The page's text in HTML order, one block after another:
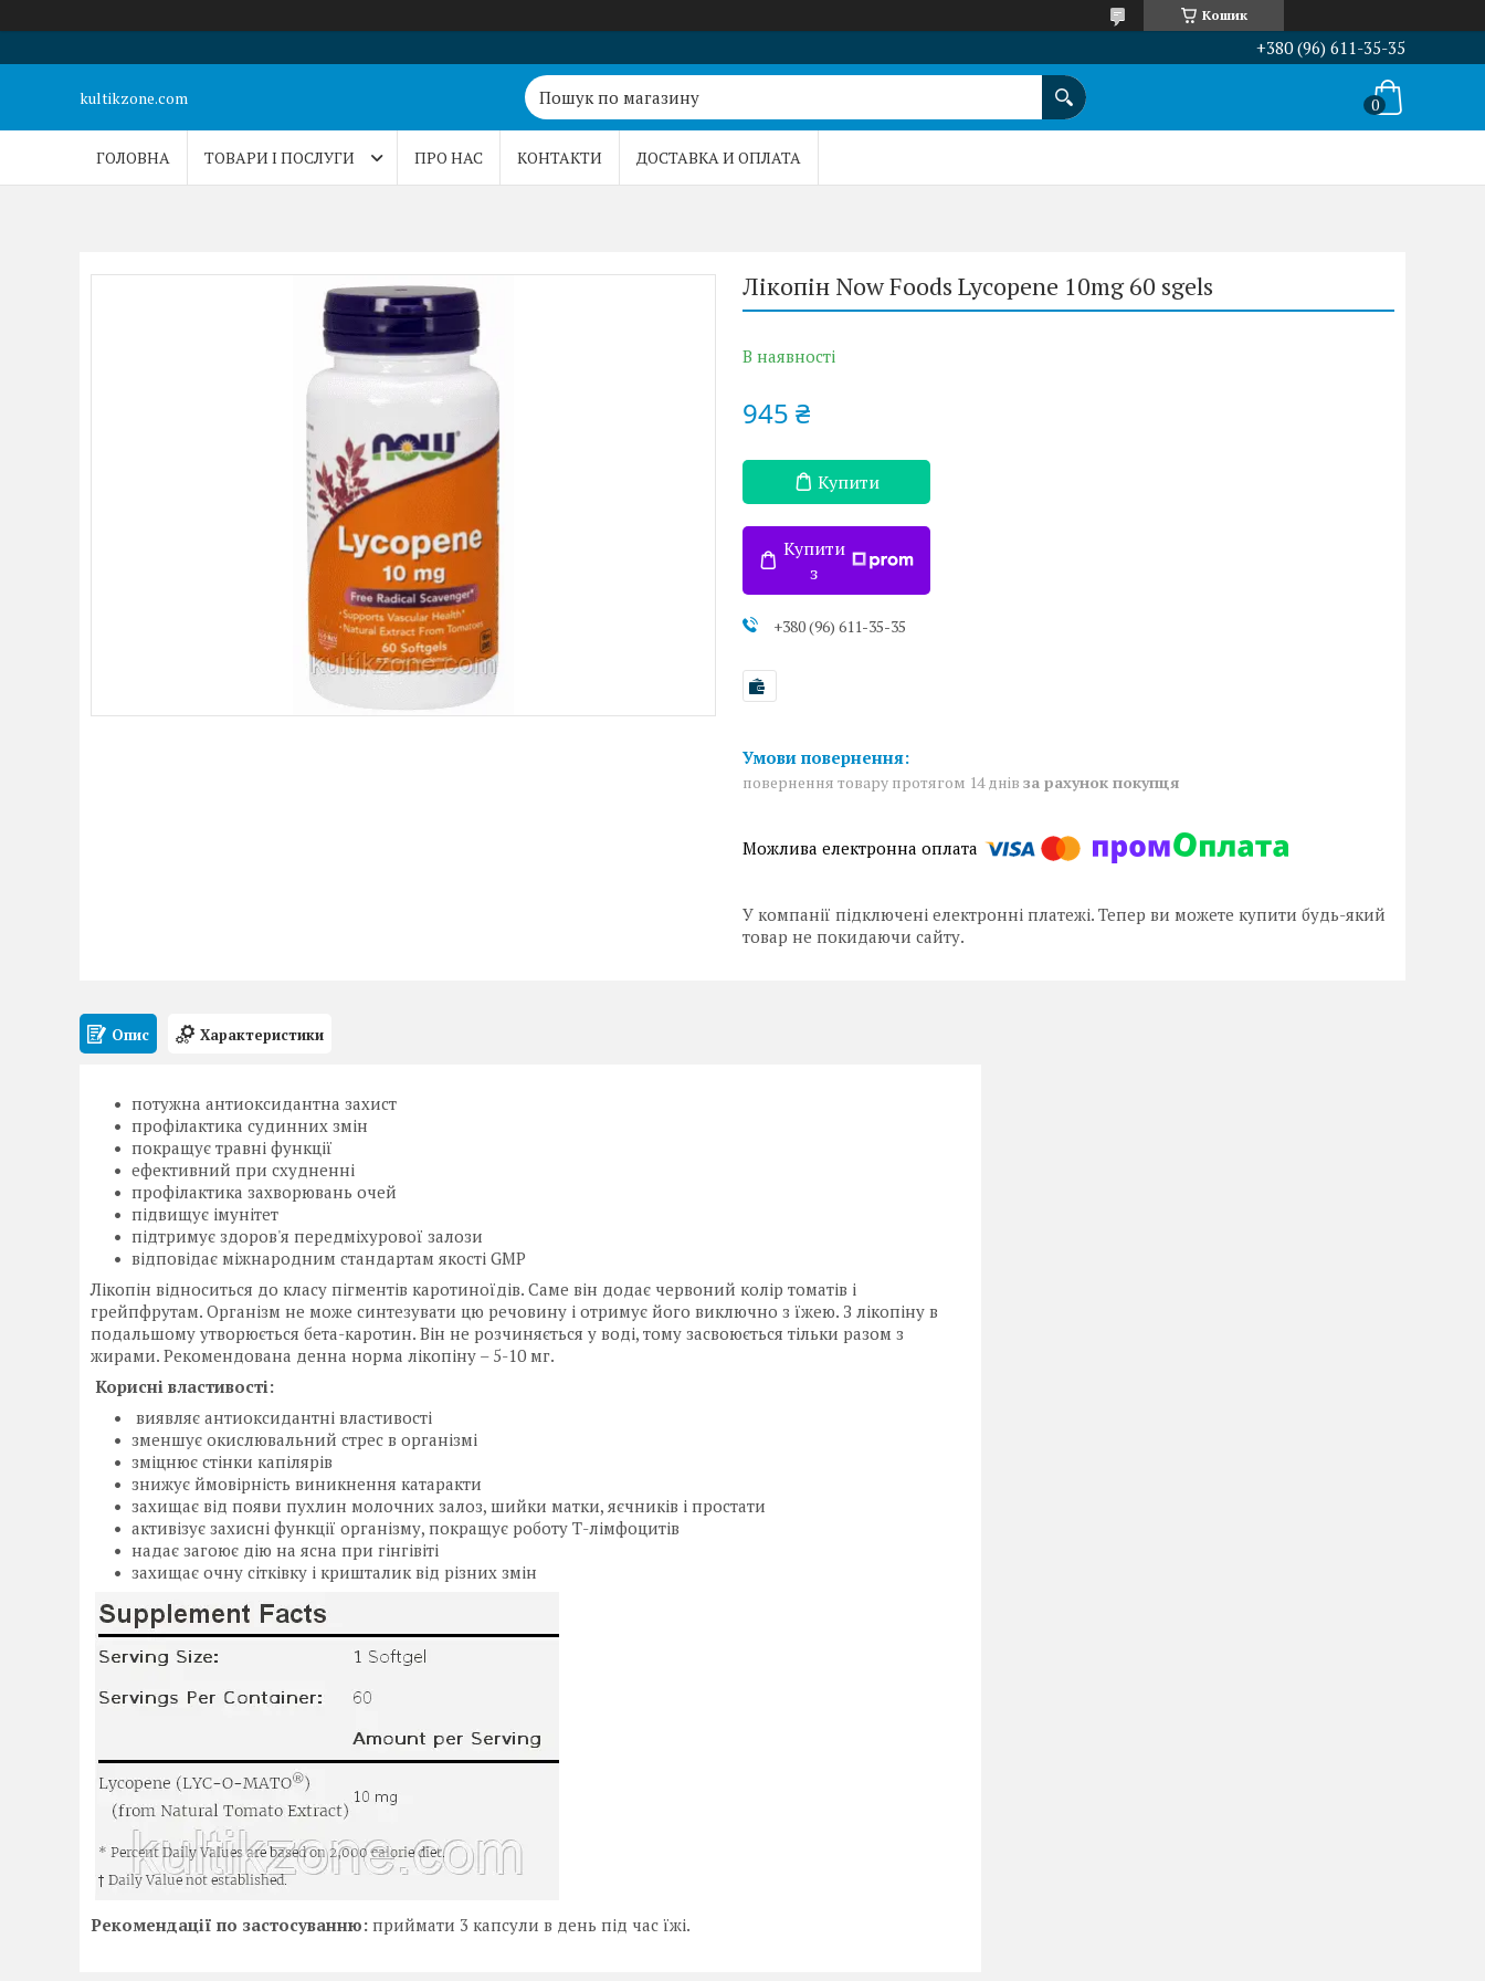
Кошик
+380 (96) 611-35-35
kultikzone.com
ГОЛОВНА ТОВАРИ І ПОСЛУГИ ПРО НАС КОНТАКТИ ДОСТАВКА И ОПЛАТА
Лікопін Now Foods Lycopene 10mg 60 sgels
В наявності
945 ₴
Купити
Купити
з
+380 (96) 611-35-35
повернення товару протягом 14 днів за рахунок покупця
У компанії підключені електронні платежі. Тепер ви можете купити будь-який
товар не покидаючи сайту.
Опис Характеристики
потужна антиоксидантна захист
профілактика судинних змін
покращує травні функції
ефективний при схудненні
профілактика захворювань очей
підвищує імунітет
підтримує здоров'я передміхурової залози
відповідає міжнародним стандартам якості GMP
Лікопін відноситься до класу пігментів каротиноїдів. Саме він додає червоний колір томатів і
грейпфрутам. Організм не може синтезувати цю речовину і отримує його виключно з їжею. З лікопіну в
подальшому утворюється бета-каротин. Він не розчиняється у воді, тому засвоюється тільки разом з
жирами. Рекомендована денна норма лікопіну – 5-10 мг.
Корисні властивості:
виявляє антиоксидантні властивості
зменшує окислювальний стрес в організмі
зміцнює стінки капілярів
знижує ймовірність виникнення катаракти
захищає від появи пухлин молочних залоз, шийки матки, яєчників і простати
активізує захисні функції організму, покращує роботу Т-лімфоцитів
надає загоює дію на ясна при гінгівіті
захищає очну сітківку і кришталик від різних змін
Рекомендації по застосуванню: приймати 3 капсули в день під час їжі.